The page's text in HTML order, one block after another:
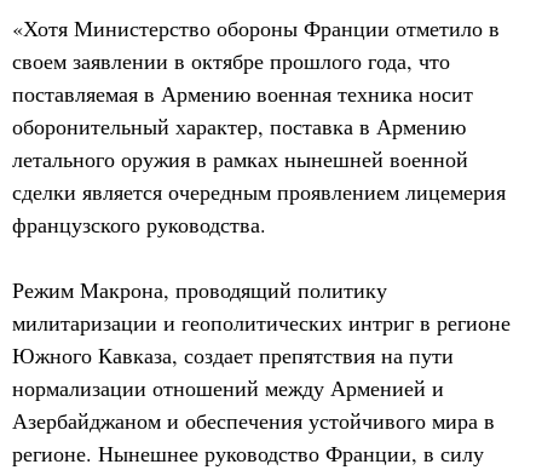
«Хотя Министерство обороны Франции отметило в
своем заявлении в октябре прошлого года, что
поставляемая в Армению военная техника носит
оборонительный характер, поставка в Армению
летального оружия в рамках нынешней военной
сделки является очередным проявлением лицемерия
французского руководства.
Режим Макрона, проводящий политику
милитаризации и геополитических интриг в регионе
Южного Кавказа, создает препятствия на пути
нормализации отношений между Арменией и
Азербайджаном и обеспечения устойчивого мира в
регионе. Нынешнее руководство Франции, в силу